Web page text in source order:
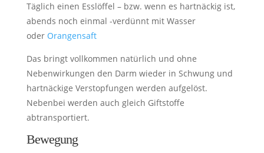
Täglich einen Esslöffel – bzw. wenn es hartnäckig ist,
abends noch einmal -verdünnt mit Wasser
oder Orangensaft
Das bringt vollkommen natürlich und ohne
Nebenwirkungen den Darm wieder in Schwung und
hartnäckige Verstopfungen werden aufgelöst.
Nebenbei werden auch gleich Giftstoffe
abtransportiert.
Bewegung